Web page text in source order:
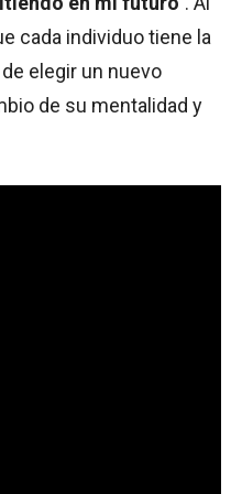
cada individuo tiene la
elegir un nuevo
de su mentalidad y